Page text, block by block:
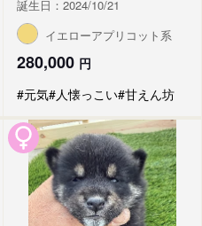
誕生日：2024/10/21
イエローアプリコット系
280,000 円
#元気#人懐っこい#甘えん坊